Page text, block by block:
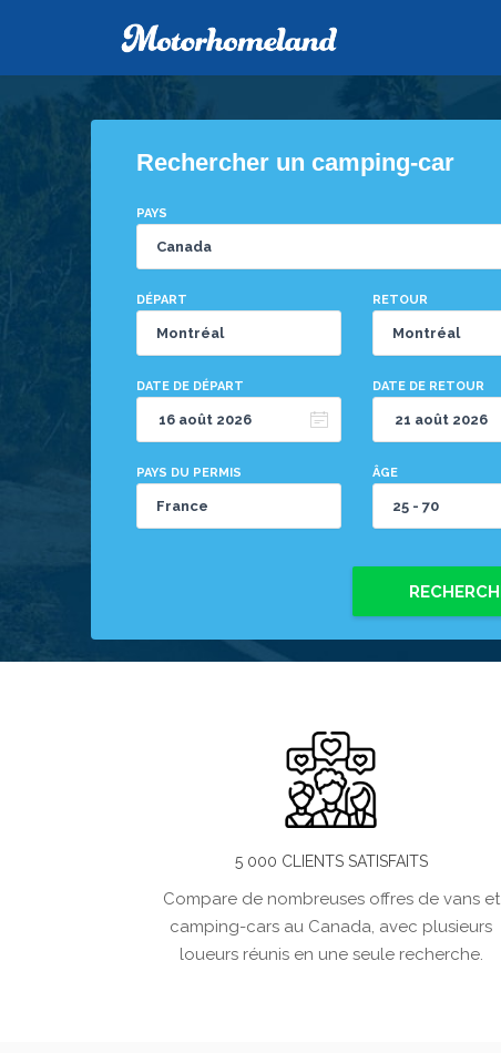
Rechercher un camping-car
PAYS
DÉPART RETOUR
DATE DE DÉPART DATE DE RETOUR
PAYS DU PERMIS ÂGE
5 000 CLIENTS SATISFAITS
Compare de nombreuses offres de vans et
camping-cars au Canada, avec plusieurs
loueurs réunis en une seule recherche.